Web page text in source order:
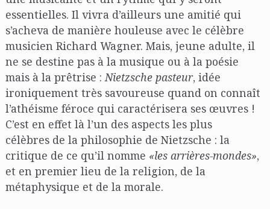
essentielles. Il vivra d’ailleurs une amitié qui
s’acheva de manière houleuse avec le célèbre
musicien Richard Wagner. Mais, jeune adulte, il
ne se destine pas à la musique ou à la poésie
mais à la prêtrise :Nietzsche pasteur, idée
ironiquement très savoureuse quand on connaît
l’athéisme féroce qui caractérisera ses œuvres !
C’est en effet là l’un des aspects les plus
célèbres de la philosophie de Nietzsche : la
critique de ce qu’il nomme «les arrières-mondes»,
et en premier lieu de la religion, de la
métaphysique et de la morale.